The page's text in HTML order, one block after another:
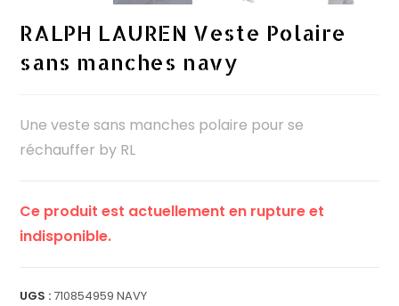
RALPH LAUREN Veste Polaire
sans manches navy
Une veste sans manches polaire pour se
réchauffer by RL
Ce produit est actuellement en rupture et
indisponible.
UGS :710854959 NAVY